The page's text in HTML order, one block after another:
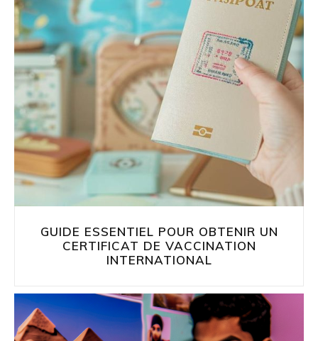
GUIDE ESSENTIEL POUR OBTENIR UN
CERTIFICAT DE VACCINATION
INTERNATIONAL